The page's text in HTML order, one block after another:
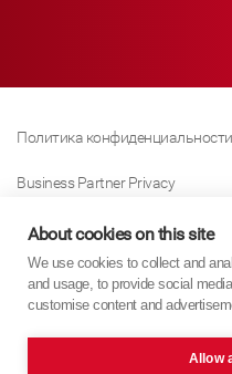
Политика конфиденциальности
Business Partner Privacy
Политика Использования
Modern Slavery Act Policy
About cookies on this site
We use cookies to collect and
and usage, to provide social
customise content and
Allow